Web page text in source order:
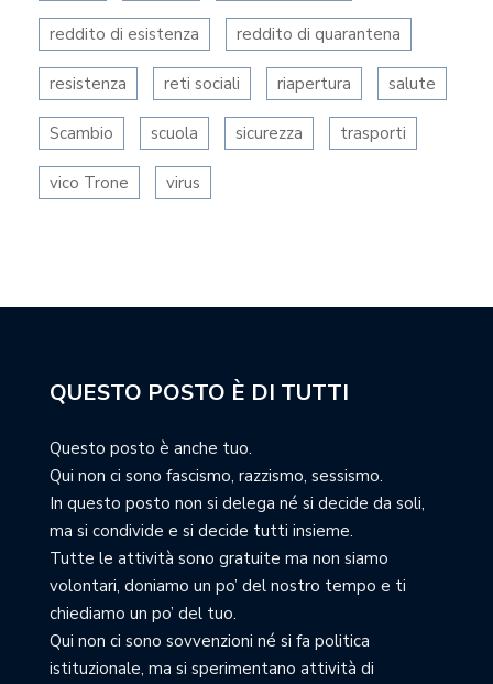
reddito di esistenza reddito di quarantena
resistenza reti sociali riapertura salute
Scambio scuola sicurezza trasporti
vico Trone virus
QUESTO POSTO È DI TUTTI
Questo posto è anche tuo.
Qui non ci sono fascismo, razzismo, sessismo.
In questo posto non si delega né si decide da soli,
ma si condivide e si decide tutti insieme.
Tutte le attività sono gratuite ma non siamo
volontari, doniamo un po’ del nostro tempo e ti
chiediamo un po’ del tuo.
Qui non ci sono sovvenzioni né si fa politica
istituzionale, ma si sperimentano attività di